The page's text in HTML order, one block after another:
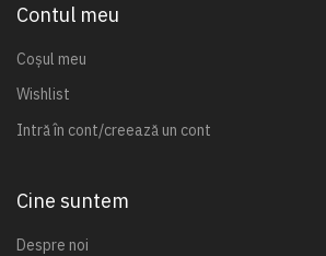
Contul meu
Coșul meu
Wishlist
Intră în cont/creează un cont
Cine suntem
Despre noi